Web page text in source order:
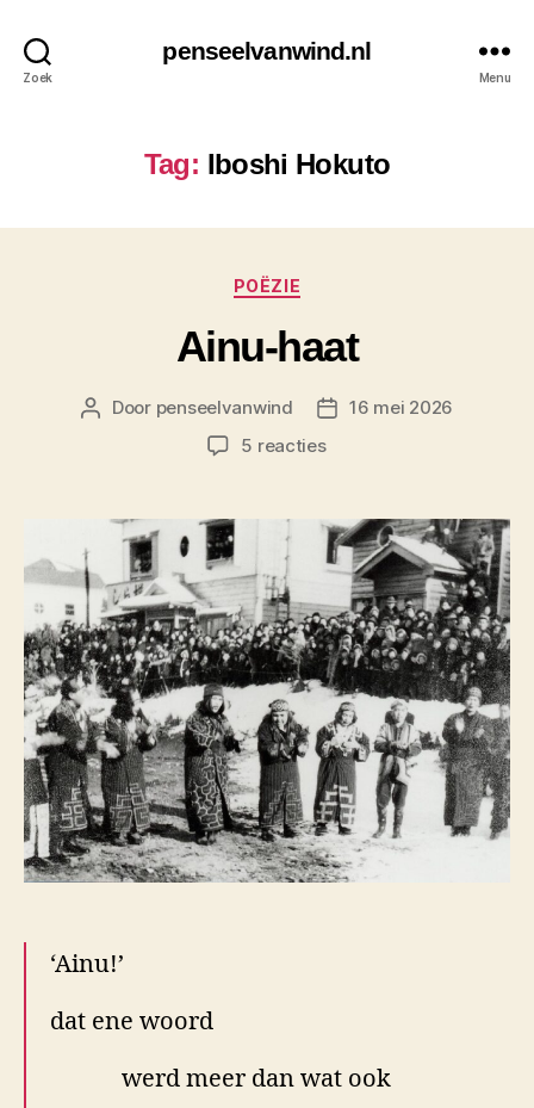
Zoek
penseelvanwind.nl
Menu
Tag: Iboshi Hokuto
Categorieën
POËZIE
Ainu-haat
Berichtauteur
Door penseelvanwind Berichtdatum
16 mei 2026
5 reactiesop
‘Ainu!’
dat ene woord
werd meer dan wat ook